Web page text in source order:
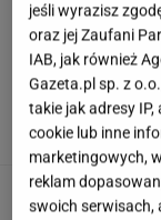
jeśli wyrazisz
oraz jej Zaufani
IAB, jak również
Gazeta.pl sp. z
takie jak adresy
cookie lub inne
marketingowych,
reklam
swoich serwisach,